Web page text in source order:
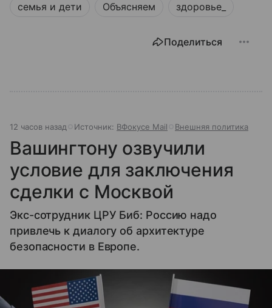
семья и дети Объясняем здоровье_
Поделиться
12 часов назад Источник: ВФокусе Mail Внешняя политика
Вашингтону озвучили
условие для заключения
сделки с Москвой
Экс-сотрудник ЦРУ Биб: Россию надо
привлечь к диалогу об архитектуре
безопасности в Европе.